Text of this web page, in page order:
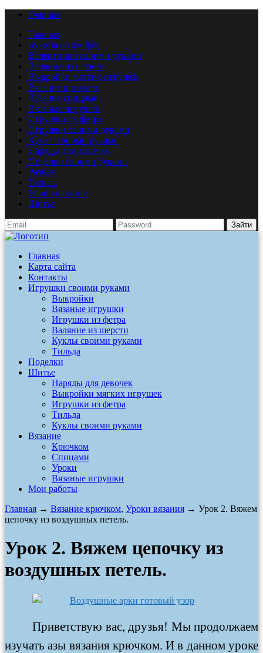
Главная
Главная
Букеты из конфет
Валентинки своими руками
Валяние из шерсти
Выкройки мягких игрушек
Вязание крючком
Вязание спицами
Вязаные игрушки
Игрушки из фетра
Игрушки своими руками
Куклы своими руками
Наряды для девочек
Поделки своими руками
Разное
Тильда
Уроки вязания
Шитье
Зайти
Главная
Карта сайта
Контакты
Игрушки своими руками
Выкройки
Вязаные игрушки
Игрушки из фетра
Валяние из шерсти
Куклы своими руками
Тильда
Поделки
Шитье
Наряды для девочек
Выкройки мягких игрушек
Игрушки из фетра
Тильда
Куклы своими руками
Вязание
Крючком
Спицами
Уроки
Вязаные игрушки
Мои работы
Главная → Вязание крючком, Уроки вязания → Урок 2. Вяжем
цепочку из воздушных петель.
Урок 2. Вяжем цепочку из
воздушных петель.
Приветствую вас, друзья! Мы продолжаем
изучать азы вязания крючком. И в данном уроке